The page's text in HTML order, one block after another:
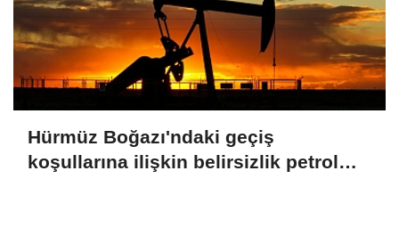
Hürmüz Boğazı'ndaki geçiş
koşullarına ilişkin belirsizlik petrol